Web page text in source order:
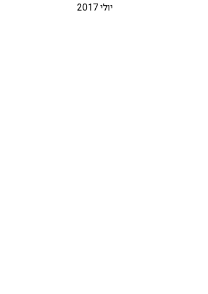
יולי 2017